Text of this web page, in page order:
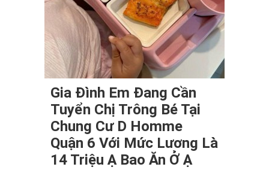
Gia Đình Em Đang Cần
Tuyển Chị Trông Bé Tại
Chung Cư D Homme
Quận 6 Với Mức Lương Là
14 Triệu Ạ Bao Ăn Ở Ạ